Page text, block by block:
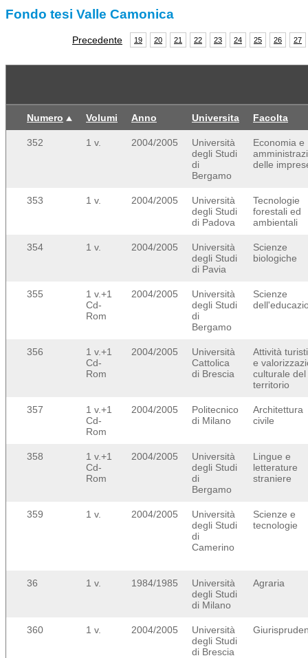
Fondo tesi Valle Camonica
Precedente 19 20 21 22 23 24 25 26 27
Numero Volumi Anno Universita Facolta
352 1 v. 2004/2005
Università
degli Studi
di
Bergamo
Economia e
delle
353 1 v. 2004/2005
Università
degli Studi
di Padova
Tecnologie
forestali ed
ambientali
354 1 v. 2004/2005
Università
degli Studi
di Pavia
Scienze
biologiche
355
1 v.+1
Cd-
Rom
2004/2005
Università
degli Studi
di
Bergamo
Scienze
356
1 v.+1
Cd-
Rom
2004/2005
Università
Cattolica
di Brescia
Attività
e
culturale del
territorio
357
1 v.+1
Cd-
Rom
2004/2005
Politecnico
di Milano
Architettura
civile
358
1 v.+1
Cd-
Rom
2004/2005
Università
degli Studi
di
Bergamo
Lingue e
letterature
straniere
359 1 v. 2004/2005
Università
degli Studi
di
Camerino
Scienze e
tecnologie
36 1 v. 1984/1985
Università
degli Studi
di Milano
Agraria
360 1 v. 2004/2005
Università
degli Studi
di Brescia